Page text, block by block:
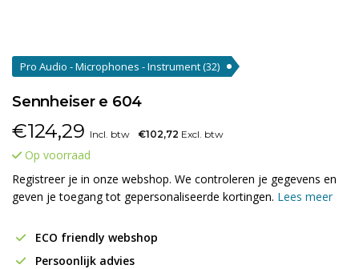
Pro Audio - Microphones - Instrument(32)
Sennheiser e 604
€124,29 Incl. btw €102,72 Excl. btw
Op voorraad
Registreer je in onze webshop. We controleren je gegevens en
geven je toegang tot gepersonaliseerde kortingen. Lees meer
ECO friendly webshop
Persoonlijk advies